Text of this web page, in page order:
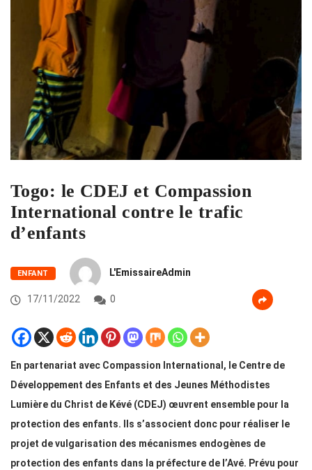
Togo: le CDEJ et Compassion
International contre le trafic
d’enfants
ENFANT L'EmissaireAdmin
17/11/2022 0
En partenariat avec Compassion International, le Centre de
Développement des Enfants et des Jeunes Méthodistes
Lumière du Christ de Kévé (CDEJ) œuvrent ensemble pour la
protection des enfants. Ils s’associent donc pour réaliser le
projet de vulgarisation des mécanismes endogènes de
protection des enfants dans la préfecture de l’Avé. Prévu pour